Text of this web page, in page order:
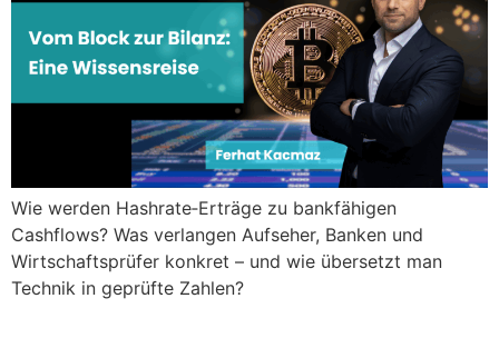
Wie werden Hashrate‑Erträge zu bankfähigen
Cashflows? Was verlangen Aufseher, Banken und
Wirtschaftsprüfer konkret – und wie übersetzt man
Technik in geprüfte Zahlen?